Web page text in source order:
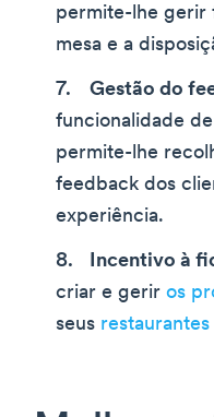
permite-lhe gerir
mesa e a
Gestão do
funcionalidade
permite-lhe
feedback dos
experiência.
Incentivo à
criar e gerir os
seus restaurantes